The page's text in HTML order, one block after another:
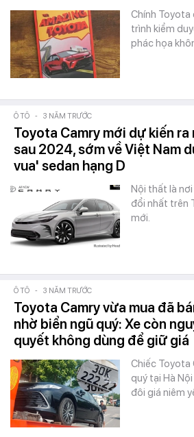
Chính
trình kiểm
phác họa
Ô TÔ - 3 NĂM TRƯỚC
Toyota Camry mới dự kiến
sau 2024, sớm về Việt Nam
vua' sedan hạng D
Nội thất là
đổi nhất trên
mới.
Ô TÔ - 3 NĂM TRƯỚC
Toyota Camry vừa mua đã
nhờ biển ngũ quý: Xe còn
quyết không dùng để giữ giá
Chiếc Toyota
quý tại Hà
đôi giá niêm